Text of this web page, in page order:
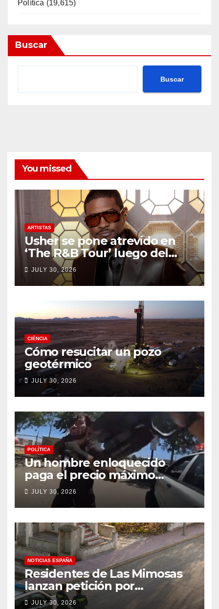
Política (19,615)
Buscar
Buscar
You missed
ARTISTAS
Usher se pone atrevido en
‘The R&B Tour’ luego del
drama de un fan
JULY 30, 2026
CIÉNCIA
Cómo resucitar un pozo
geotérmico
JULY 30, 2026
POLÍTICA
Un hombre enloquecido
paga el precio máximo
después de llevar un cuchillo
a un tiroteo con agentes del
condado de Los Ángeles
(VIDEO) * The Gateway
Pundit * por Cullen
Linebarger
JULY 30, 2026
NOTICIAS ESPAÑA
Residentes de Las Mimosas
lanzan petición por
disminución ‘inaceptable’ de
JULY 30, 2026